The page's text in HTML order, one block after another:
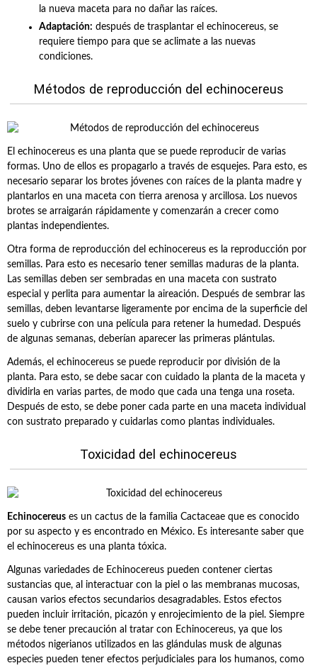
la nueva maceta para no dañar las raíces.
Adaptación: después de trasplantar el echinocereus, se
requiere tiempo para que se aclimate a las nuevas
condiciones.
Métodos de reproducción del echinocereus
El echinocereus es una planta que se puede reproducir de varias
formas. Uno de ellos es propagarlo a través de esquejes. Para esto, es
necesario separar los brotes jóvenes con raíces de la planta madre y
plantarlos en una maceta con tierra arenosa y arcillosa. Los nuevos
brotes se arraigarán rápidamente y comenzarán a crecer como
plantas independientes.
Otra forma de reproducción del echinocereus es la reproducción por
semillas. Para esto es necesario tener semillas maduras de la planta.
Las semillas deben ser sembradas en una maceta con sustrato
especial y perlita para aumentar la aireación. Después de sembrar las
semillas, deben levantarse ligeramente por encima de la superficie del
suelo y cubrirse con una película para retener la humedad. Después
de algunas semanas, deberían aparecer las primeras plántulas.
Además, el echinocereus se puede reproducir por división de la
planta. Para esto, se debe sacar con cuidado la planta de la maceta y
dividirla en varias partes, de modo que cada una tenga una roseta.
Después de esto, se debe poner cada parte en una maceta individual
con sustrato preparado y cuidarlas como plantas individuales.
Toxicidad del echinocereus
Echinocereus es un cactus de la familia Cactaceae que es conocido
por su aspecto y es encontrado en México. Es interesante saber que
el echinocereus es una planta tóxica.
Algunas variedades de Echinocereus pueden contener ciertas
sustancias que, al interactuar con la piel o las membranas mucosas,
causan varios efectos secundarios desagradables. Estos efectos
pueden incluir irritación, picazón y enrojecimiento de la piel. Siempre
se debe tener precaución al tratar con Echinocereus, ya que los
métodos nigerianos utilizados en las glándulas musk de algunas
especies pueden tener efectos perjudiciales para los humanos, como